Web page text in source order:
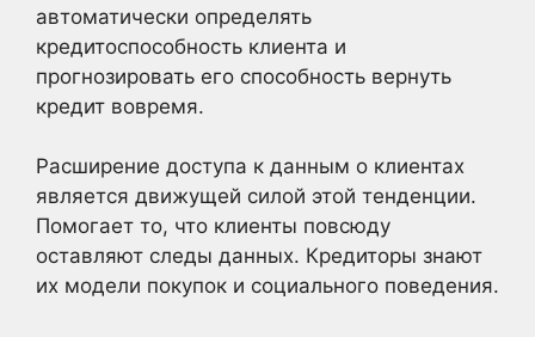
автоматически определять
кредитоспособность клиента и
прогнозировать его способность вернуть
кредит вовремя.
Расширение доступа к данным о клиентах
является движущей силой этой тенденции.
Помогает то, что клиенты повсюду
оставляют следы данных. Кредиторы знают
их модели покупок и социального поведения.